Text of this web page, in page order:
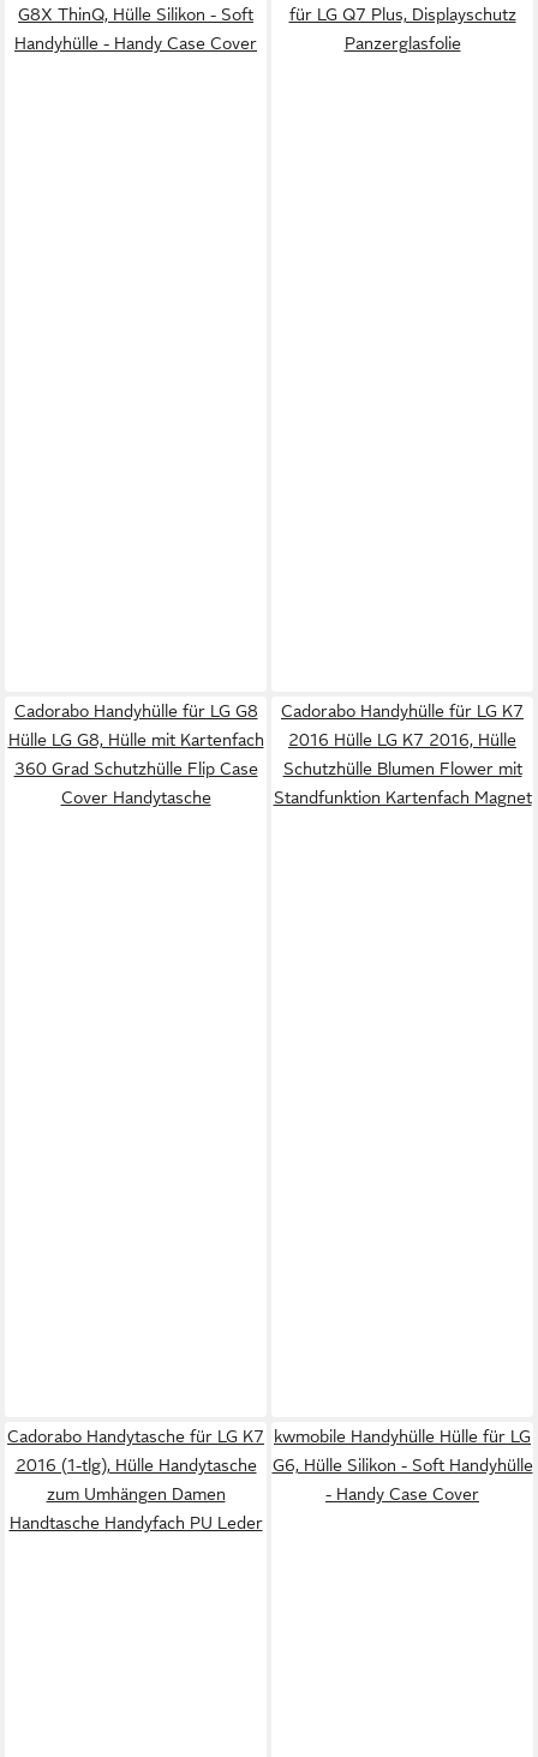
G8X ThinQ, Hülle Silikon - Soft
Handyhülle - Handy Case Cover
für LG Q7 Plus, Displayschutz
Panzerglasfolie
Cadorabo Handyhülle für LG G8
Hülle LG G8, Hülle mit Kartenfach
360 Grad Schutzhülle Flip Case
Cover Handytasche
Cadorabo Handyhülle für LG K7
2016 Hülle LG K7 2016, Hülle
Schutzhülle Blumen Flower mit
Standfunktion Kartenfach Magnet
Cadorabo Handytasche für LG K7
2016 (1-tlg), Hülle Handytasche
zum Umhängen Damen
Handtasche Handyfach PU Leder
kwmobile Handyhülle Hülle für LG
G6, Hülle Silikon - Soft Handyhülle
- Handy Case Cover